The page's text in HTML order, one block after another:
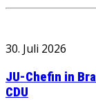
30. Juli 2026
JU-Chefin in
CDU